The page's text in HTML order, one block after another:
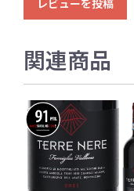
レビューを投稿
関連商品